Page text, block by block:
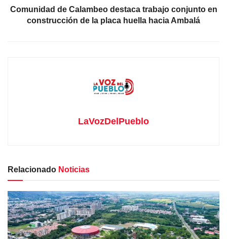
Comunidad de Calambeo destaca trabajo conjunto en
construcción de la placa huella hacia Ambalá
LaVozDelPueblo
Relacionado Noticias